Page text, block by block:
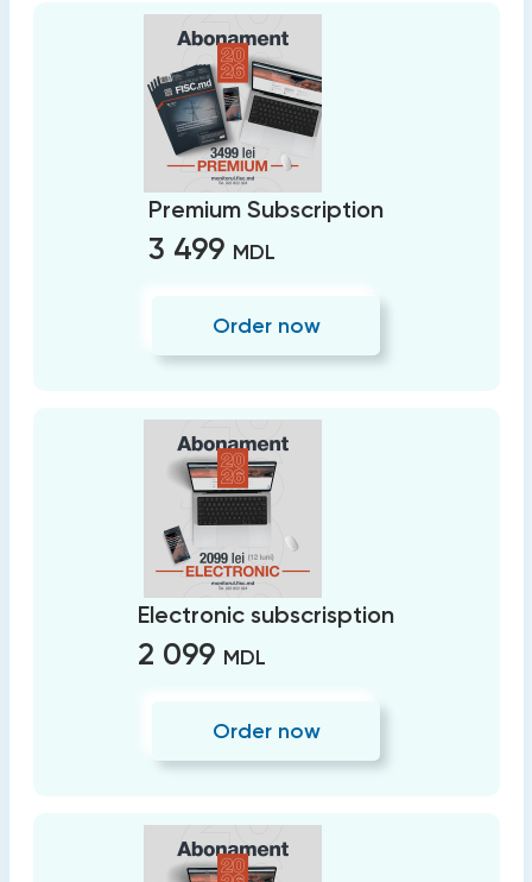
Premium Subscription
3 499 MDL
Order now
Electronic subscrisption
2 099 MDL
Order now